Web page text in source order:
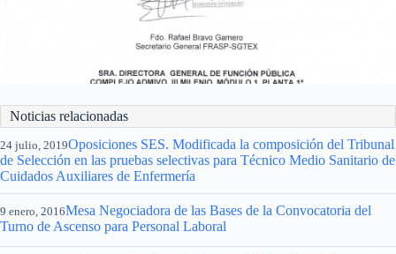
Noticias relacionadas
24 julio, 2019Oposiciones SES. Modificada la composición del Tribunal
de Selección en las pruebas selectivas para Técnico Medio Sanitario de
Cuidados Auxiliares de Enfermería
9 enero, 2016Mesa Negociadora de las Bases de la Convocatoria del
Turno de Ascenso para Personal Laboral